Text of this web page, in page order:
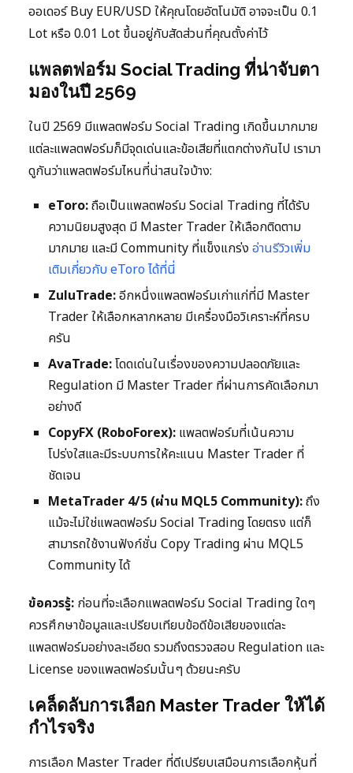
ออเดอร์ Buy EUR/USD ให้คุณโดยอัตโนมัติ อาจจะเป็น 0.1
Lot หรือ 0.01 Lot ขึ้นอยู่กับสัดส่วนที่คุณตั้งค่าไว้
แพลตฟอร์ม Social Trading ที่น่าจับตา
มองในปี 2569
ในปี 2569 มีแพลตฟอร์ม Social Trading เกิดขึ้นมากมาย
แต่ละแพลตฟอร์มก็มีจุดเด่นและข้อเสียที่แตกต่างกันไป เรามา
ดูกันว่าแพลตฟอร์มไหนที่น่าสนใจบ้าง:
eToro:ถือเป็นแพลตฟอร์ม Social Trading ที่ได้รับ
ความนิยมสูงสุด มี Master Trader ให้เลือกติดตาม
มากมาย และมี Community ที่แข็งแกร่ง อ่านรีวิวเพิ่ม
เติมเกี่ยวกับ eToro ได้ที่นี่
ZuluTrade:อีกหนึ่งแพลตฟอร์มเก่าแก่ที่มี Master
Trader ให้เลือกหลากหลาย มีเครื่องมือวิเคราะห์ที่ครบ
ครัน
AvaTrade:โดดเด่นในเรื่องของความปลอดภัยและ
Regulation มี Master Trader ที่ผ่านการคัดเลือกมา
อย่างดี
CopyFX (RoboForex): แพลตฟอร์มที่เน้นความ
โปร่งใสและมีระบบการให้คะแนน Master Trader ที่
ชัดเจน
MetaTrader 4/5 (ผ่าน MQL5 Community):ถึง
แม้จะไม่ใช่แพลตฟอร์ม Social Trading โดยตรง แต่ก็
สามารถใช้งานฟังก์ชั่น Copy Trading ผ่าน MQL5
Community ได้
ข้อควรรู้: ก่อนที่จะเลือกแพลตฟอร์ม Social Trading ใดๆ
ควรศึกษาข้อมูลและเปรียบเทียบข้อดีข้อเสียของแต่ละ
แพลตฟอร์มอย่างละเอียด รวมถึงตรวจสอบ Regulation และ
License ของแพลตฟอร์มนั้นๆ ด้วยนะครับ
เคล็ดลับการเลือก Master Trader ให้ได้
กำไรจริง
การเลือก Master Trader ที่ดีเปรียบเสมือนการเลือกหุ้นที่